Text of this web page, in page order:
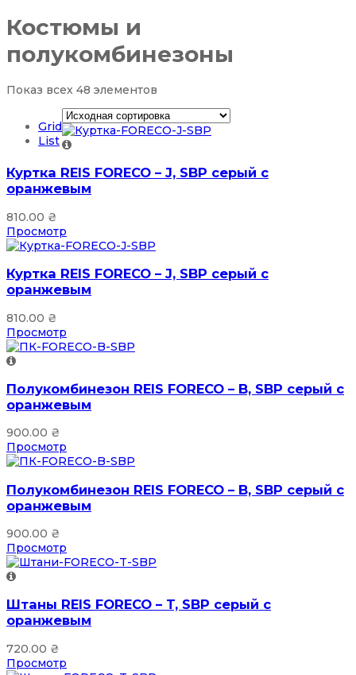
Костюмы и
полукомбинезоны
Показ всех 48 элементов
Grid
List
Куртка REIS FORECO – J, SBP серый с
оранжевым
810.00 ₴
Просмотр
Куртка REIS FORECO – J, SBP серый с
оранжевым
810.00 ₴
Просмотр
Полукомбинезон REIS FORECO – B, SBP серый с
оранжевым
900.00 ₴
Просмотр
Полукомбинезон REIS FORECO – B, SBP серый с
оранжевым
900.00 ₴
Просмотр
Штаны REIS FORECO – T, SBP серый с
оранжевым
720.00 ₴
Просмотр